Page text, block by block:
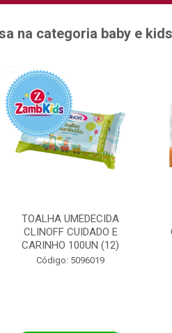
na categoria baby e kids
TOALHA UMEDECIDA
CLINOFF CUIDADO E
CARINHO 100UN (12)
Código: 5096019